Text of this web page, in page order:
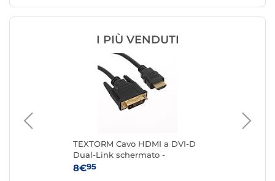
I PIÙ VENDUTI
TEXTORM Cavo HDMI a DVI-D
Dual-Link schermato -
Maschio/Maschio - 2 M
8€95